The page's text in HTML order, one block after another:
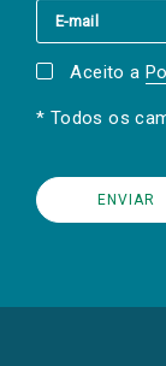
Aceito a
* Todos os